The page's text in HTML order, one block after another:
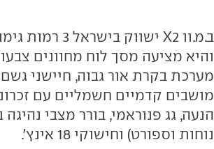
והיא מציעה מסך לוח מחוונים
מערכת בקרת אור גבוה, חיישני גשם
מושבים קדמיים חשמליים עם
נוחות וספורט) וחישוקי 18 אינץ'.